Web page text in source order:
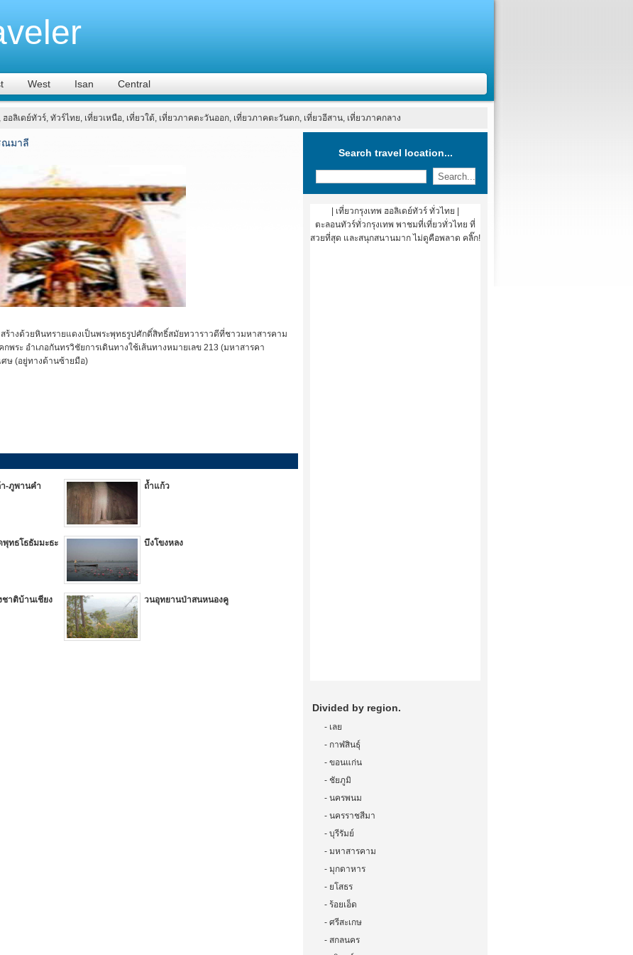
West Isan Central
ฮอลิเดย์ทัวร์, ทัวร์ไทย, เที่ยวเหนือ, เที่ยวใต้, เที่ยวภาคตะวันออก, เที่ยวภาคตะวันตก, เที่ยวอีสาน, เที่ยวภาคกลาง
ณมาลี
สร้างด้วยหินทรายแดงเป็นพระพุทธรูปศักดิ์สิทธิ์สมัยทวาราวดีที่ชาวมหาสารคาม
ระ อำเภอกันทรวิชัยการเดินทางใช้เส้นทางหมายเลข 213 (มหาสารคา
ศษ (อยู่ทางด้านซ้ายมือ)
-ภูพานคำ ถ้ำแก้ว
ทธโธธัมมะธะ
บึงโขงหลง
าติบ้านเชียง วนอุทยานป่าสนหนองคู
Search travel location...
| เที่ยวกรุงเทพ ฮอลิเดย์ทัวร์ ทั่วไทย |
ตะลอนทัวร์ทั่วกรุงเทพ พาชมที่เที่ยวทั่วไทย ที่
สวยที่สุด และสนุกสนานมาก ไม่ดูคือพลาด คลิ๊ก!
Divided by region.
- เลย
- กาฬสินธุ์
- ขอนแก่น
- ชัยภูมิ
- นครพนม
- นครราชสีมา
- บุรีรัมย์
- มหาสารคาม
- มุกดาหาร
- ยโสธร
- ร้อยเอ็ด
- ศรีสะเกษ
- สกลนคร